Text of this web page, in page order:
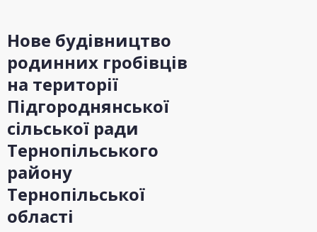
Нове будівництво
родинних гробівців
на території
Підгороднянської
сільської ради
Тернопільського
району
Тернопільської
області